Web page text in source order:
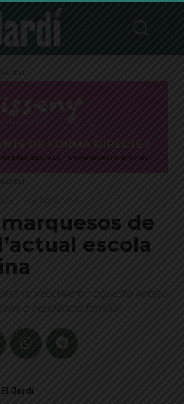
de
escola
va reconvertir aquesta antiga
a residència familiar
El Jardí